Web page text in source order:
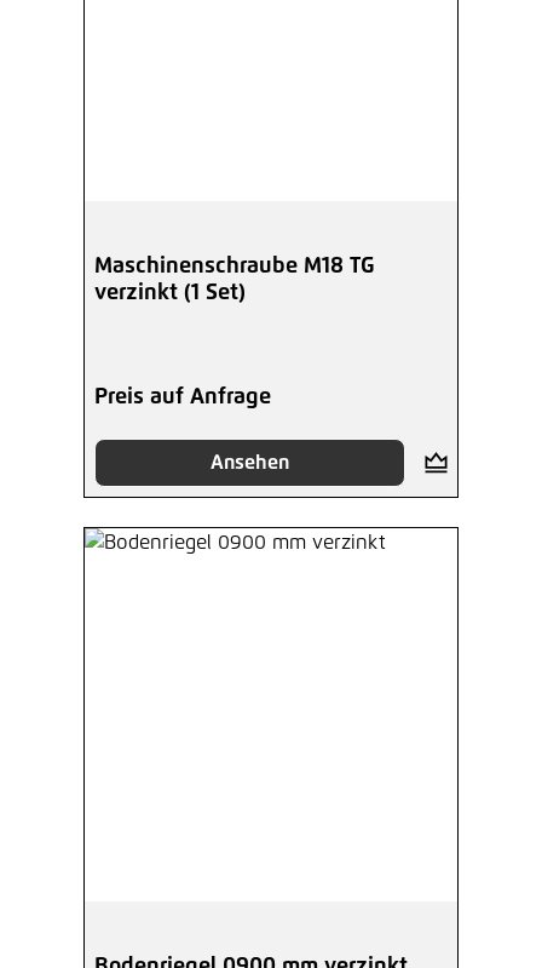
Maschinenschraube M18 TG
verzinkt (1 Set)
Preis auf Anfrage
Ansehen